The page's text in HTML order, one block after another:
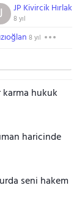
JP Kivircik Hırlak
8 yıl
8 yıl
karma hukuk
haricinde
seni hakem